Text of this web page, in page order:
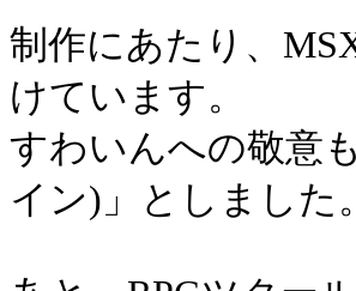
制作にあたり、
けています。
すわいんへの敬意
イン)」としました。